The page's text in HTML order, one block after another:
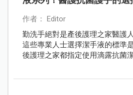
作者： Editor
勤洗手絕對是產後護理之家醫護
這些專業人士選擇潔手液的標準
後護理之家都指定使用滴露抗菌